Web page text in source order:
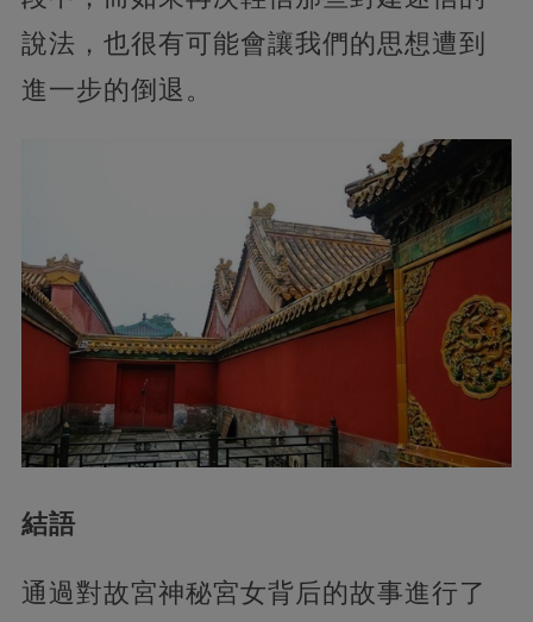
說法，也很有可能會讓我們的思想遭到
進一步的倒退。
結語
通過對故宮神秘宮女背后的故事進行了